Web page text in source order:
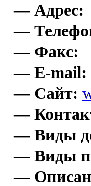
— Адрес:
—
— Факс:
— E-mail:
— Сайт:
—
— Виды
— Виды
—